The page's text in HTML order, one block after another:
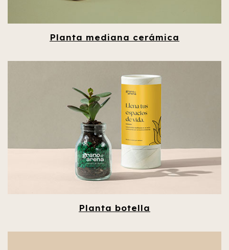
Planta mediana cerámica
Planta botella